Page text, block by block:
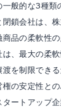
般的な3種類
鎖会社は、株
品の柔軟性
、最大の柔
を制限でき
の安定性と
ートアップ